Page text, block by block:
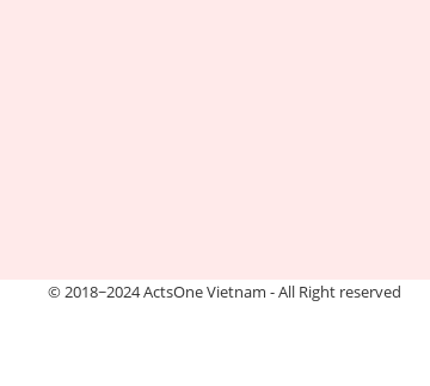
© 2018~2024 ActsOne Vietnam - All Right reserved